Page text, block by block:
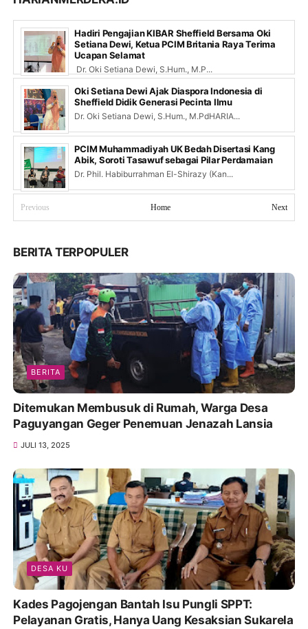
Hadiri Pengajian KIBAR Sheffield Bersama Oki
Setiana Dewi, Ketua PCIM Britania Raya Terima
Ucapan Selamat
Dr. Oki Setiana Dewi, S.Hum., M.P...
Oki Setiana Dewi Ajak Diaspora Indonesia di
Sheffield Didik Generasi Pecinta Ilmu
Dr. Oki Setiana Dewi, S.Hum., M.PdHARIA...
PCIM Muhammadiyah UK Bedah Disertasi Kang
Abik, Soroti Tasawuf sebagai Pilar Perdamaian
Dr. Phil. Habiburrahman El-Shirazy (Kan...
Previous Next
Home
BERITA TERPOPULER
BERITA
Ditemukan Membusuk di Rumah, Warga Desa
Paguyangan Geger Penemuan Jenazah Lansia
JULI 13, 2025
DESA KU
Kades Pagojengan Bantah Isu Pungli SPPT:
Pelayanan Gratis, Hanya Uang Kesaksian Sukarela